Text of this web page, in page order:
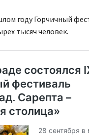
году Горчичный
тысяч человек.